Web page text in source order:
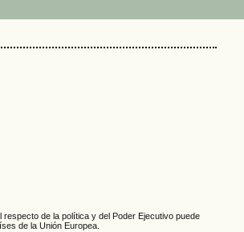
de la política y del Poder Ejecutivo puede
de la Unión Europea.